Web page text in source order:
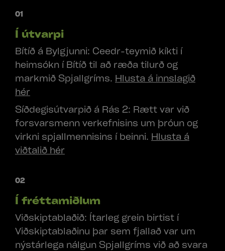
01
Í útvarpi
Bítíð á Bylgjunni: Ceedr-teymið kíkti í
heimsókn í Bítíð til að ræða tilurð og
markmið Spjallgríms. Hlusta á innslagið
hér
Síðdegisútvarpið á Rás 2: Rætt var við
forsvarsmenn verkefnisins um þróun og
virkni spjallmennisins í beinni. Hlusta á
viðtalið hér
02
Í fréttamiðlum
Viðskiptablaðið: Ítarleg grein birtist í
Viðskiptablaðinu þar sem fjallað var um
nýstárlega nálgun Spjallgríms við að svara